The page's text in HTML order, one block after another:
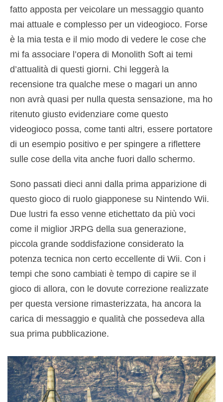
fatto apposta per veicolare un messaggio quanto
mai attuale e complesso per un videogioco. Forse
è la mia testa e il mio modo di vedere le cose che
mi fa associare l’opera di Monolith Soft ai temi
d’attualità di questi giorni. Chi leggerà la
recensione tra qualche mese o magari un anno
non avrà quasi per nulla questa sensazione, ma ho
ritenuto giusto evidenziare come questo
videogioco possa, come tanti altri, essere portatore
di un esempio positivo e per spingere a riflettere
sulle cose della vita anche fuori dallo schermo.
Sono passati dieci anni dalla prima apparizione di
questo gioco di ruolo giapponese su Nintendo Wii.
Due lustri fa esso venne etichettato da più voci
come il miglior JRPG della sua generazione,
piccola grande soddisfazione considerato la
potenza tecnica non certo eccellente di Wii. Con i
tempi che sono cambiati è tempo di capire se il
gioco di allora, con le dovute correzione realizzate
per questa versione rimasterizzata, ha ancora la
carica di messaggio e qualità che possedeva alla
sua prima pubblicazione.